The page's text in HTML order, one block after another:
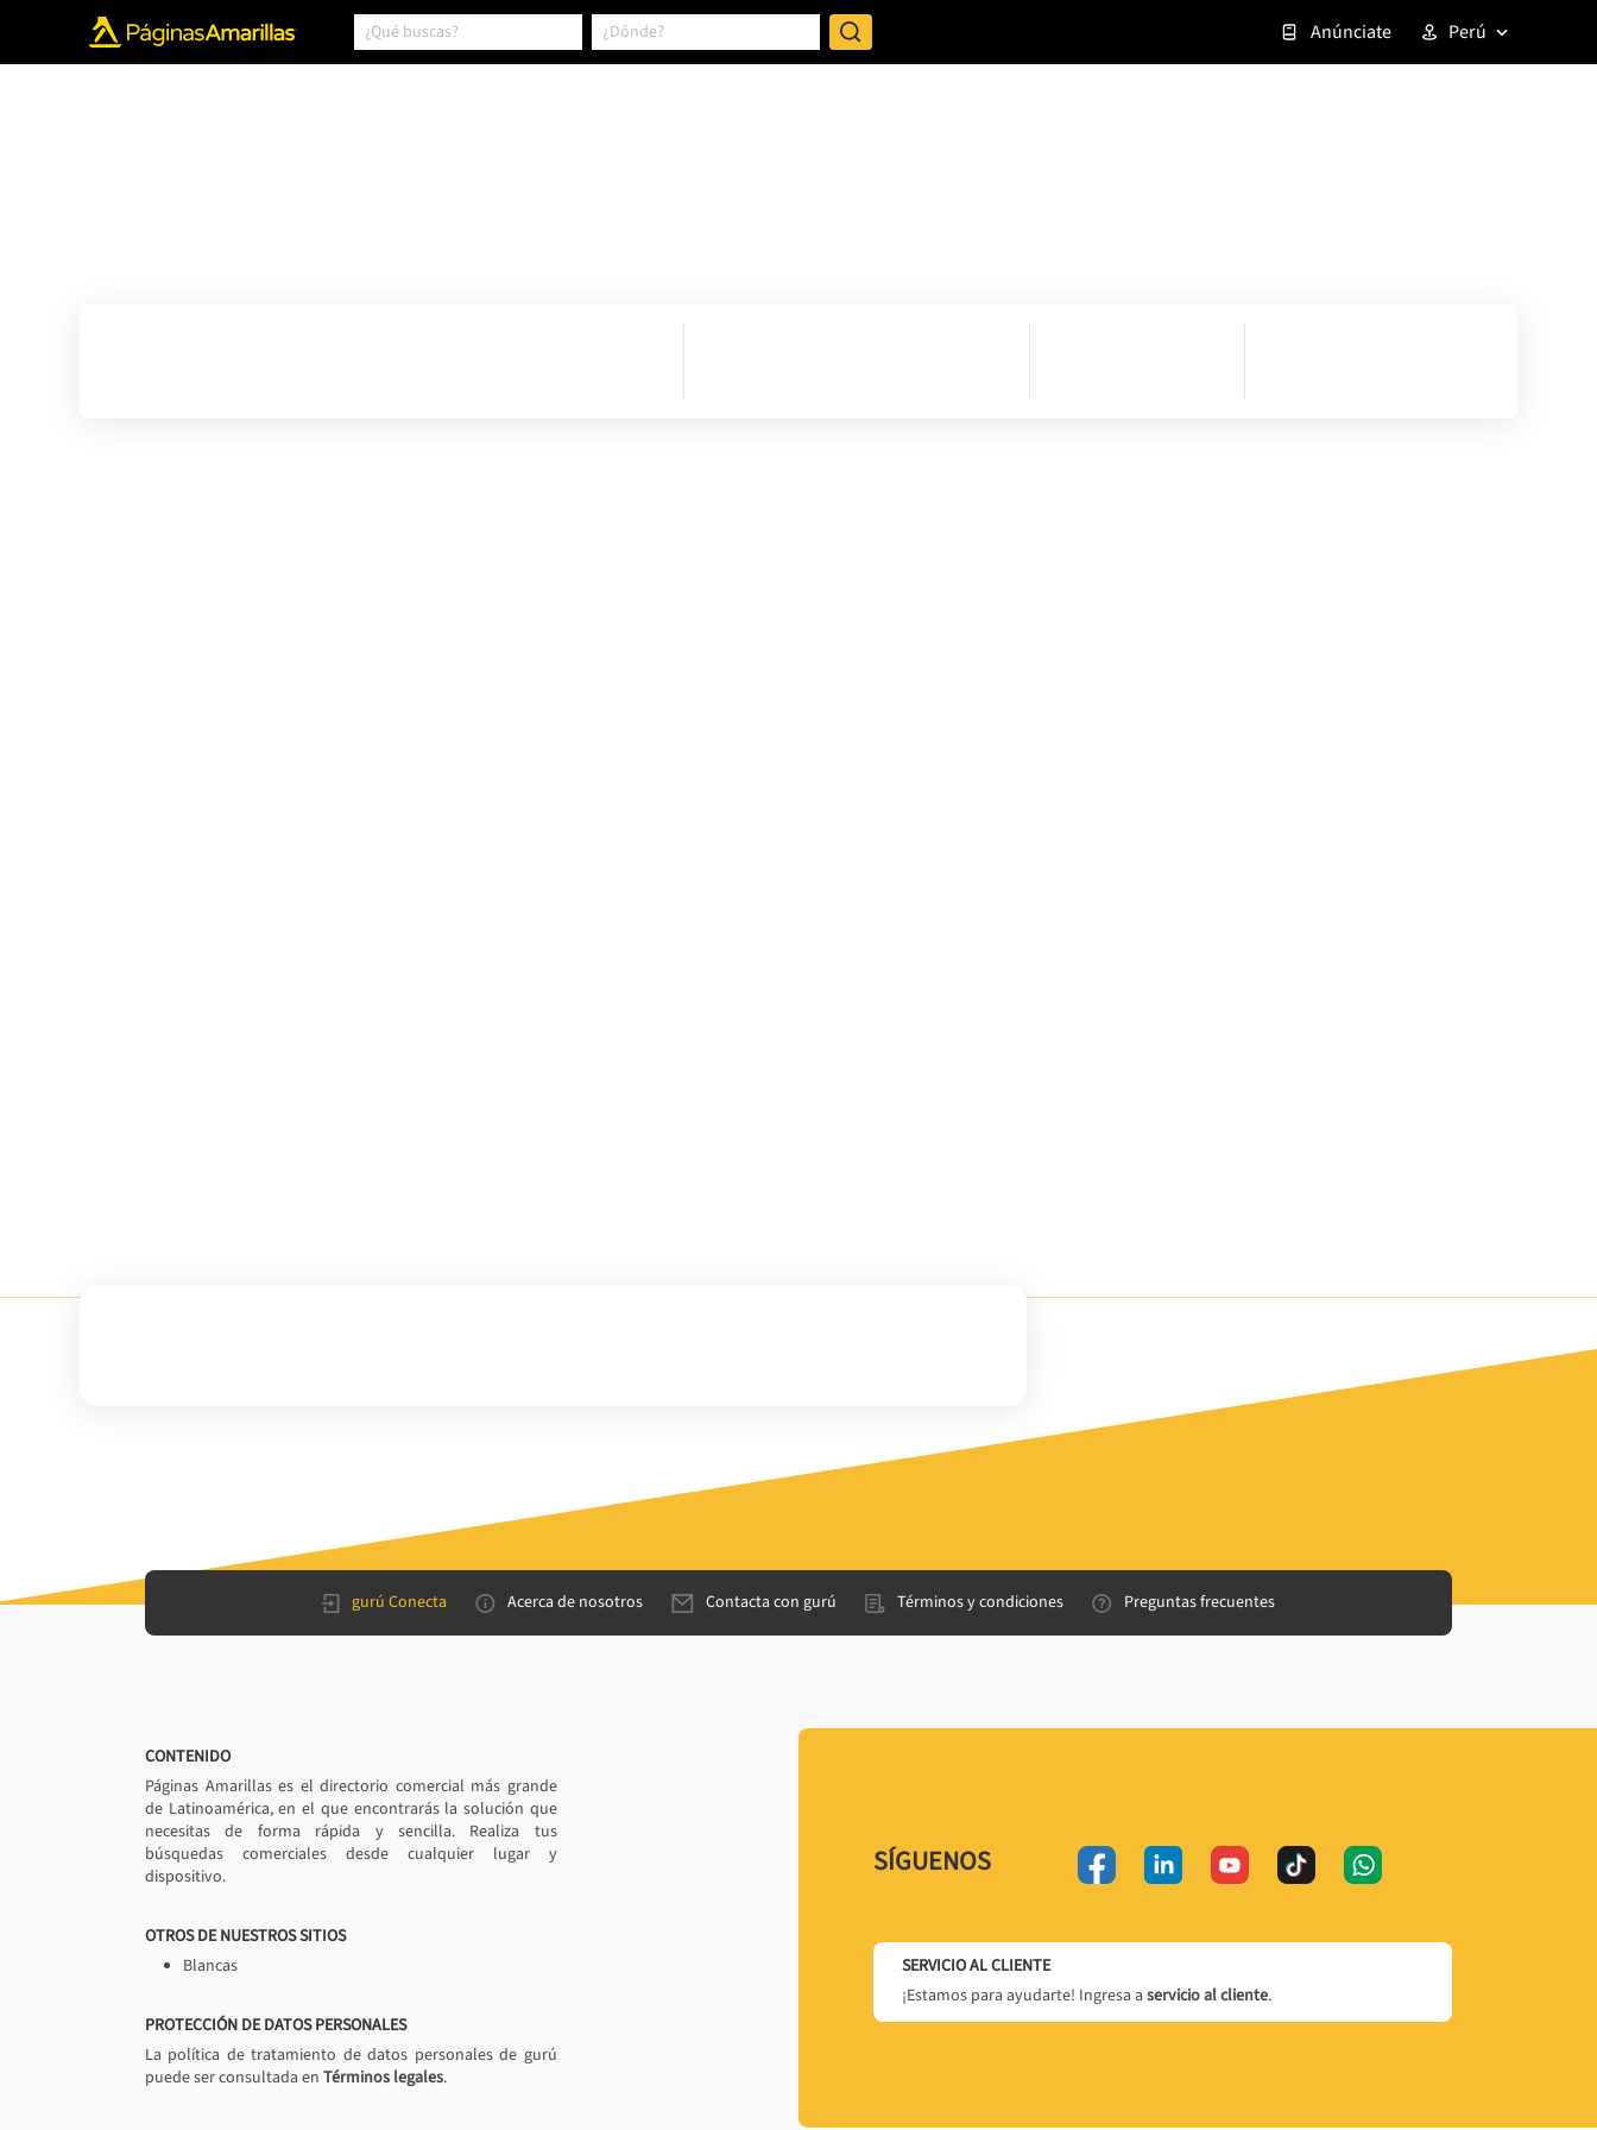
Anúnciate Perú
gurú Conecta Acerca de nosotros Contacta con gurú Términos y condiciones Preguntas frecuentes
CONTENIDO
Páginas Amarillas es el directorio comercial más grande
de Latinoamérica, en el que encontrarás la solución que
necesitas de forma rápida y sencilla. Realiza tus
búsquedas comerciales desde cualquier lugar y
dispositivo.
OTROS DE NUESTROS SITIOS
Blancas
PROTECCIÓN DE DATOS PERSONALES
La política de tratamiento de datos personales de gurú
puede ser consultada en Términos legales.
SÍGUENOS
SERVICIO AL CLIENTE
¡Estamos para ayudarte! Ingresa a servicio al cliente.